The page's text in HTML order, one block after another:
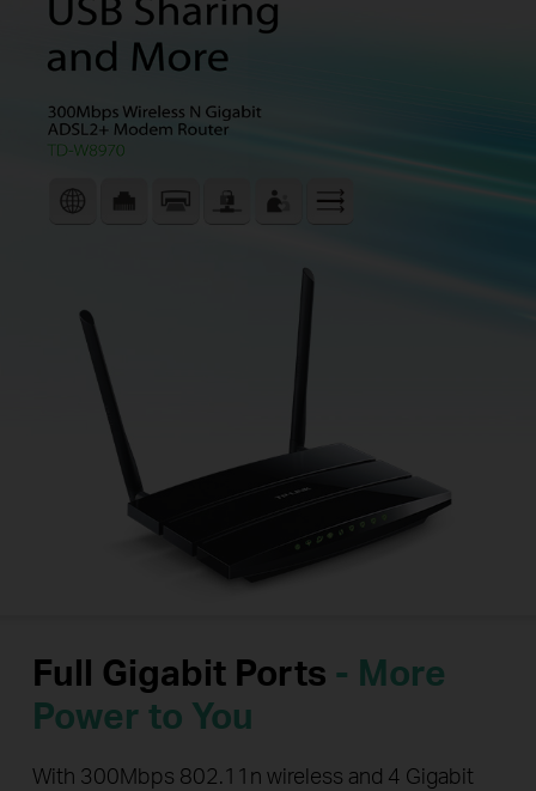
Full Gigabit Ports - More
Power to You
With 300Mbps 802.11n wireless and 4 Gigabit